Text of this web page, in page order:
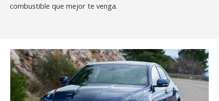
combustible que mejor te venga.